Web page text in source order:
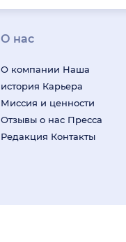
О нас
О компании Наша
история Карьера
Миссия и ценности
Отзывы о нас Пресса
Редакция Контакты